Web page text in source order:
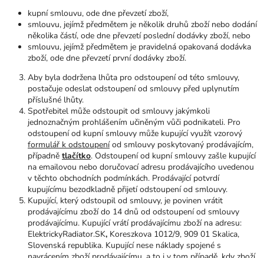
kupní smlouvu, ode dne převzetí zboží,
smlouvu, jejímž předmětem je několik druhů zboží nebo dodání
několika částí, ode dne převzetí poslední dodávky zboží, nebo
smlouvu, jejímž předmětem je pravidelná opakovaná dodávka
zboží, ode dne převzetí první dodávky zboží.
Aby byla dodržena lhůta pro odstoupení od této smlouvy,
postačuje odeslat odstoupení od smlouvy před uplynutím
příslušné lhůty.
Spotřebitel může odstoupit od smlouvy jakýmkoli
jednoznačným prohlášením učiněným vůči podnikateli. Pro
odstoupení od kupní smlouvy může kupující využít vzorový
formulář k odstoupeníod smlouvy poskytovaný prodávajícím,
případně tlačítko. Odstoupení od kupní smlouvy zašle kupující
na emailovou nebo doručovací adresu prodávajícího uvedenou
v těchto obchodních podmínkách. Prodávající potvrdí
kupujícímu bezodkladně přijetí odstoupení od smlouvy.
Kupující, který odstoupil od smlouvy, je povinen vrátit
prodávajícímu zboží do 14 dnů od odstoupení od smlouvy
prodávajícímu. Kupující vrátí prodávajícímu zboží na adresu:
ElektrickyRadiator.SK, Koreszkova 1012/9, 909 01 Skalica,
Slovenská republika. Kupující nese náklady spojené s